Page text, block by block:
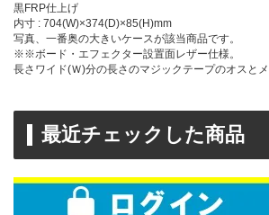
黒FRP仕上げ
内寸 : 704(W)×374(D)×85(H)mm
写真、一番奥の大きいケースが該当商品です。
※※ボード・エフェクター設置面レザー仕様。
長さワイド(Ｗ)分の長さのマジックテープのオスとメ
最近チェックした商品